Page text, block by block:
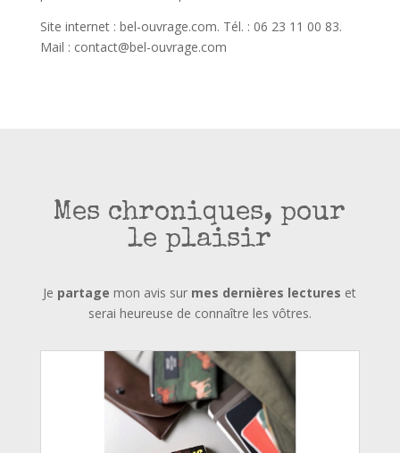
Site internet : bel-ouvrage.com. Tél. : 06 23 11 00 83.
Mail : contact@bel-ouvrage.com
Mes chroniques, pour
le plaisir
Je partage mon avis sur mes dernières lectures et
serai heureuse de connaître les vôtres.